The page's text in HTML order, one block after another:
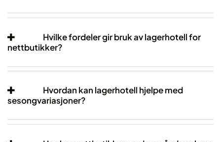
Hvilke fordeler gir bruk av lagerhotell for
nettbutikker?
Hvordan kan lagerhotell hjelpe med
sesongvariasjoner?